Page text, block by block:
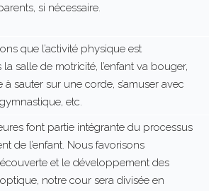
si nécessaire.
que l’activité physique est
salle de motricité, l’enfant va bouger,
sauter sur une corde, s’amuser avec
etc.
font partie intégrante du processus
de l’enfant. Nous favorisons
et le développement des
notre cour sera divisée en